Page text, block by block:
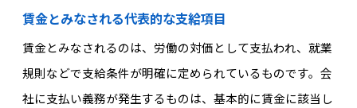
賃金とみなされる代表的な支給項目
賃金とみなされるのは、労働の対価として支払われ、就業
規則などで支給条件が明確に定められているものです。会
社に支払い義務が発生するものは、基本的に賃金に該当し